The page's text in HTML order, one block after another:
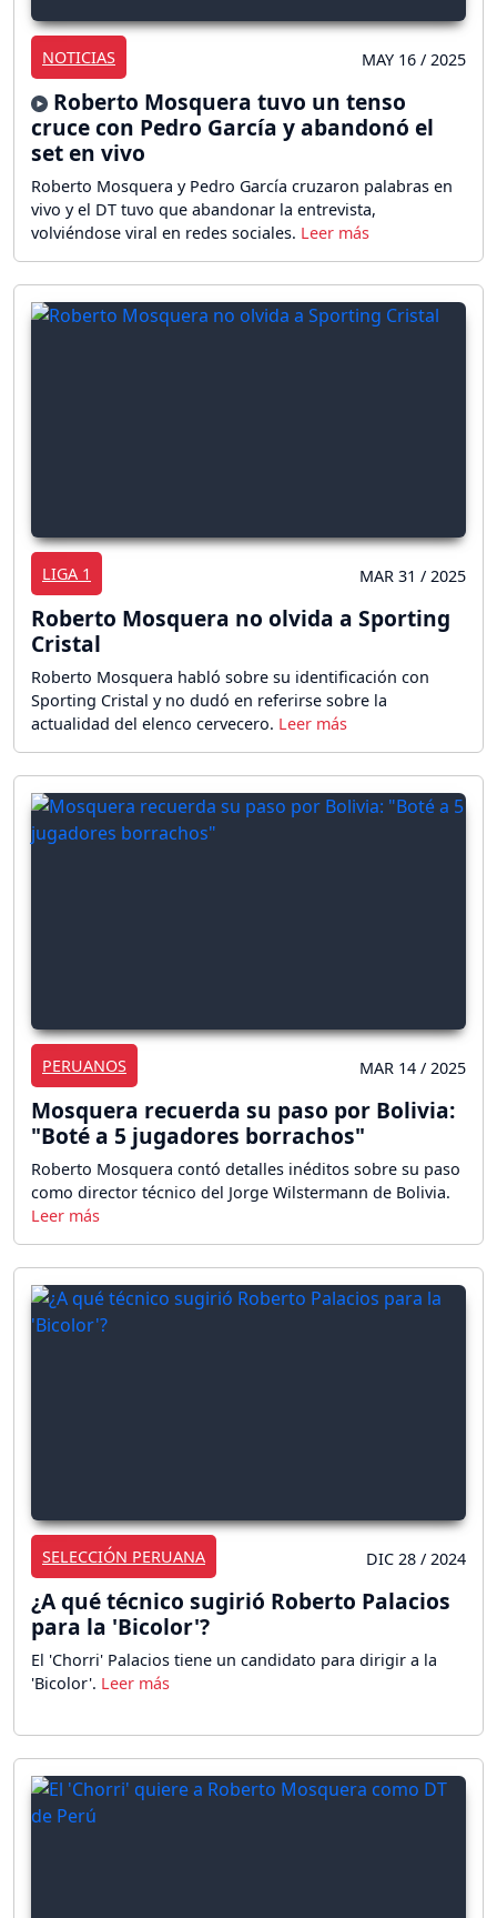
NOTICIAS MAY 16 / 2025
Roberto Mosquera tuvo un tenso
cruce con Pedro García y abandonó el
set en vivo
Roberto Mosquera y Pedro García cruzaron palabras en
vivo y el DT tuvo que abandonar la entrevista,
volviéndose viral en redes sociales.
LIGA 1 MAR 31 / 2025
Roberto Mosquera no olvida a Sporting
Cristal
Roberto Mosquera habló sobre su identificación con
Sporting Cristal y no dudó en referirse sobre la
actualidad del elenco cervecero.
PERUANOS MAR 14 / 2025
Mosquera recuerda su paso por Bolivia:
"Boté a 5 jugadores borrachos"
Roberto Mosquera contó detalles inéditos sobre su paso
como director técnico del Jorge Wilstermann de Bolivia.
SELECCIÓN PERUANA DIC 28 / 2024
¿A qué técnico sugirió Roberto Palacios
para la 'Bicolor'?
El 'Chorri' Palacios tiene un candidato para dirigir a la
'Bicolor'.